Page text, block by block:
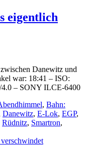
Rüdnitz
eigentlich
Danewitz und
war: 18:41 – ISO:
4.0 – SONY ILCE-6400
, Bahn:
Danewitz, E-Lok, EGP,
Rüdnitz, Smartron,